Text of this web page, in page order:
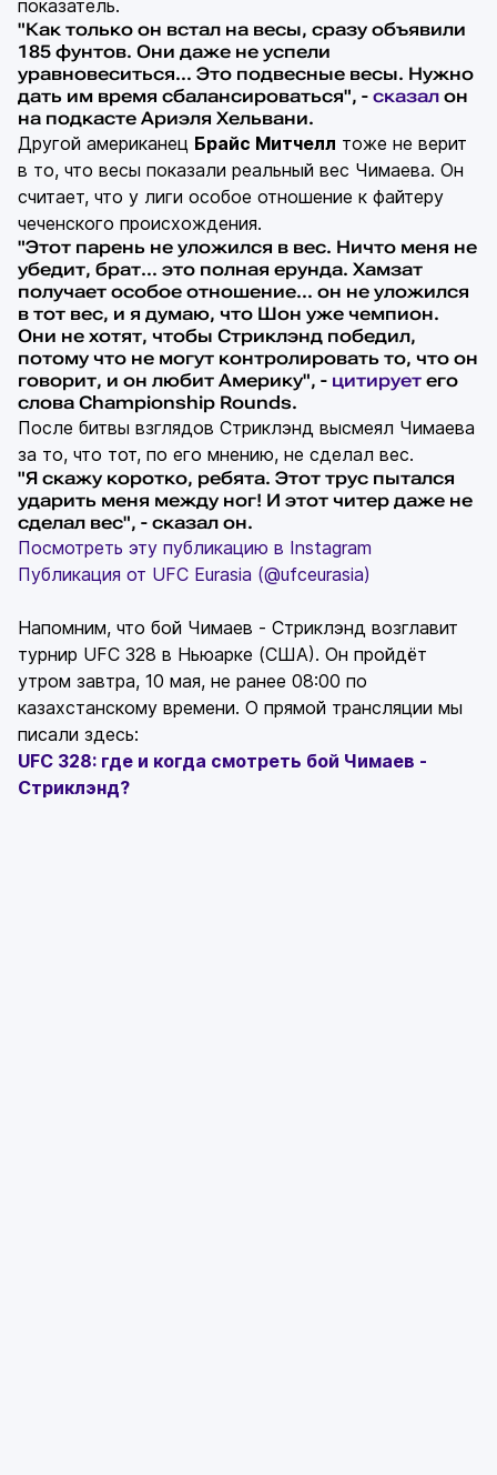
показатель.
"Как только он встал на весы, сразу объявили
185 фунтов. Они даже не успели
уравновеситься… Это подвесные весы. Нужно
дать им время сбалансироваться", - сказал он
на подкасте Ариэля Хельвани.
Другой американец Брайс Митчелл тоже не верит
в то, что весы показали реальный вес Чимаева. Он
считает, что у лиги особое отношение к файтеру
чеченского происхождения.
"Этот парень не уложился в вес. Ничто меня не
убедит, брат… это полная ерунда. Хамзат
получает особое отношение… он не уложился
в тот вес, и я думаю, что Шон уже чемпион.
Они не хотят, чтобы Стриклэнд победил,
потому что не могут контролировать то, что он
говорит, и он любит Америку", - цитирует его
слова Championship Rounds.
После битвы взглядов Стриклэнд высмеял Чимаева
за то, что тот, по его мнению, не сделал вес.
"Я скажу коротко, ребята. Этот трус пытался
ударить меня между ног! И этот читер даже не
сделал вес", - сказал он.
Посмотреть эту публикацию в Instagram
Публикация от UFC Eurasia (@ufceurasia)
Напомним, что бой Чимаев - Стриклэнд возглавит
турнир UFC 328 в Ньюарке (США). Он пройдёт
утром завтра, 10 мая, не ранее 08:00 по
казахстанскому времени. О прямой трансляции мы
писали здесь:
UFC 328: где и когда смотреть бой Чимаев -
Стриклэнд?